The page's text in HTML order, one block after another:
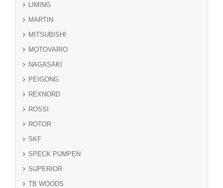
LIMING
MARTIN
MITSUBISHI
MOTOVARIO
NAGASAKI
PEIGONG
REXNORD
ROSSI
ROTOR
SKF
SPECK PUMPEN
SUPERIOR
TB WOODS